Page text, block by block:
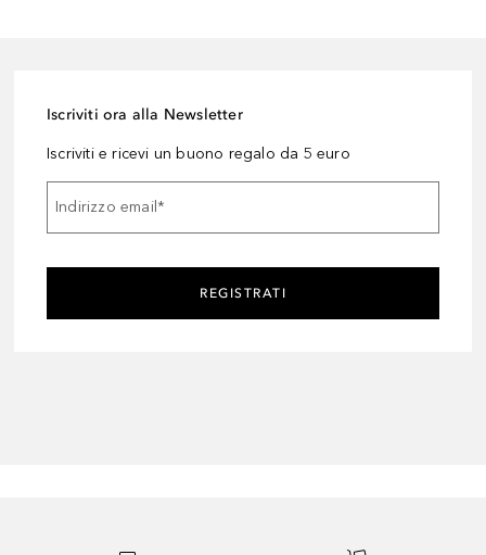
Iscriviti ora alla Newsletter
Iscriviti e ricevi un buono regalo da 5 euro
Indirizzo email*
REGISTRATI